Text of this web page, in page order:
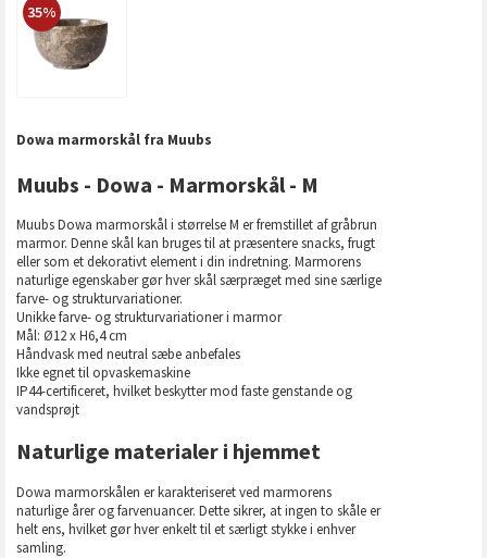
35%
Dowa marmorskål fra Muubs
Muubs - Dowa - Marmorskål - M
Muubs Dowa marmorskål i størrelse M er fremstillet af gråbrun
marmor. Denne skål kan bruges til at præsentere snacks, frugt
eller som et dekorativt element i din indretning. Marmorens
naturlige egenskaber gør hver skål særpræget med sine særlige
farve- og strukturvariationer.
Unikke farve- og strukturvariationer i marmor
Mål: Ø12 x H6,4 cm
Håndvask med neutral sæbe anbefales
Ikke egnet til opvaskemaskine
IP44-certificeret, hvilket beskytter mod faste genstande og
vandsprøjt
Naturlige materialer i hjemmet
Dowa marmorskålen er karakteriseret ved marmorens
naturlige årer og farvenuancer. Dette sikrer, at ingen to skåle er
helt ens, hvilket gør hver enkelt til et særligt stykke i enhver
samling.